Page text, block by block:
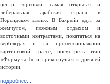
центр торговли, самая открытая и
либеральная арабская страна в
Персидском заливе. В Бахрейн едут за
жемчугом, пляжным отдыхом и
восточными контрастами, покататься на
верблюдах и на профессиональной
картинговой трассе, посмотреть этап
«Формулы-1» и прикоснуться к древней
истории.
подробнее...